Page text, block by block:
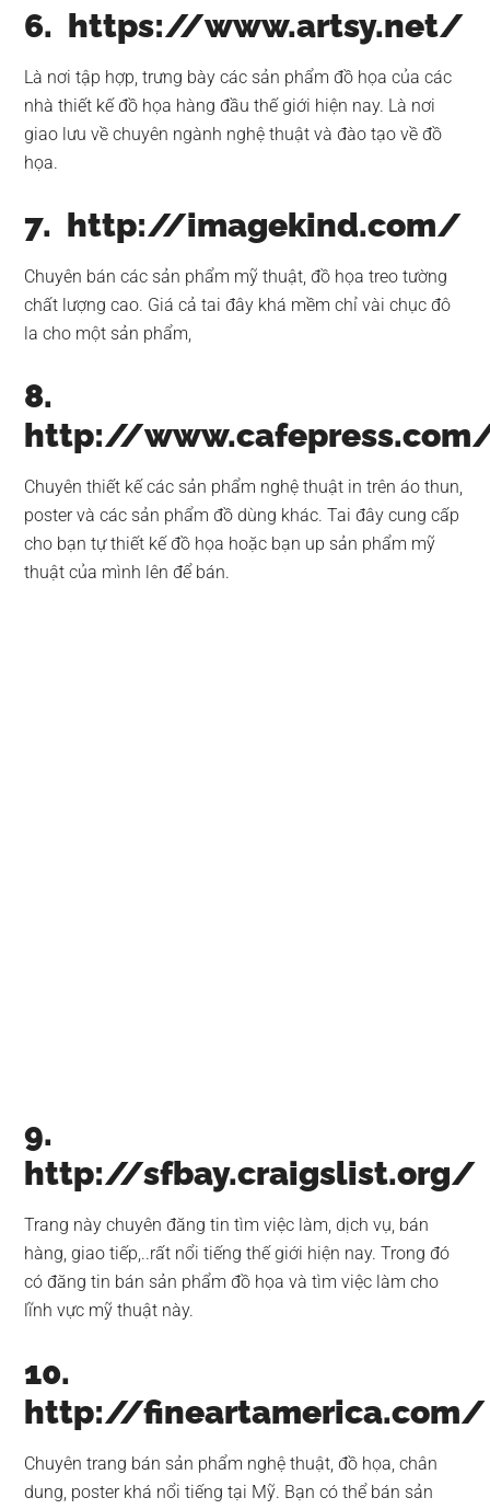
6. https://www.artsy.net/
Là nơi tập hợp, trưng bày các sản phẩm đồ họa của các
nhà thiết kế đồ họa hàng đầu thế giới hiện nay. Là nơi
giao lưu về chuyên ngành nghệ thuật và đào tạo về đồ
họa.
7. http://imagekind.com/
Chuyên bán các sản phẩm mỹ thuật, đồ họa treo tường
chất lượng cao. Giá cả tai đây khá mềm chỉ vài chục đô
la cho một sản phẩm,
8.
http://
Chuyên thiết kế các sản phẩm nghệ thuật in trên áo thun,
poster và các sản phẩm đồ dùng khác. Tai đây cung cấp
cho bạn tự thiết kế đồ họa hoặc bạn up sản phẩm mỹ
thuật của mình lên để bán.
9.
http://sfbay.craigslist.org/
Trang này chuyên đăng tin tìm việc làm, dịch vụ, bán
hàng, giao tiếp,..rất nổi tiếng thế giới hiện nay. Trong đó
có đăng tin bán sản phẩm đồ họa và tìm việc làm cho
lĩnh vực mỹ thuật này.
10.
http://fineartamerica.com/
Chuyên trang bán sản phẩm nghệ thuật, đồ họa, chân
dung, poster khá nổi tiếng tại Mỹ. Bạn có thể bán sản